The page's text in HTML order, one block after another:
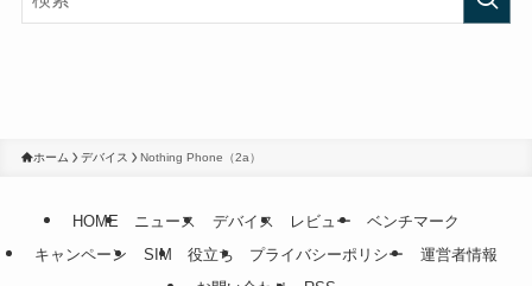
ホーム デバイス Nothing Phone（2a）
HOME ニュース デバイス レビュー
ベンチマーク
キャンペーン
SIM 役立ち プライバシーポリシー
運営者情報